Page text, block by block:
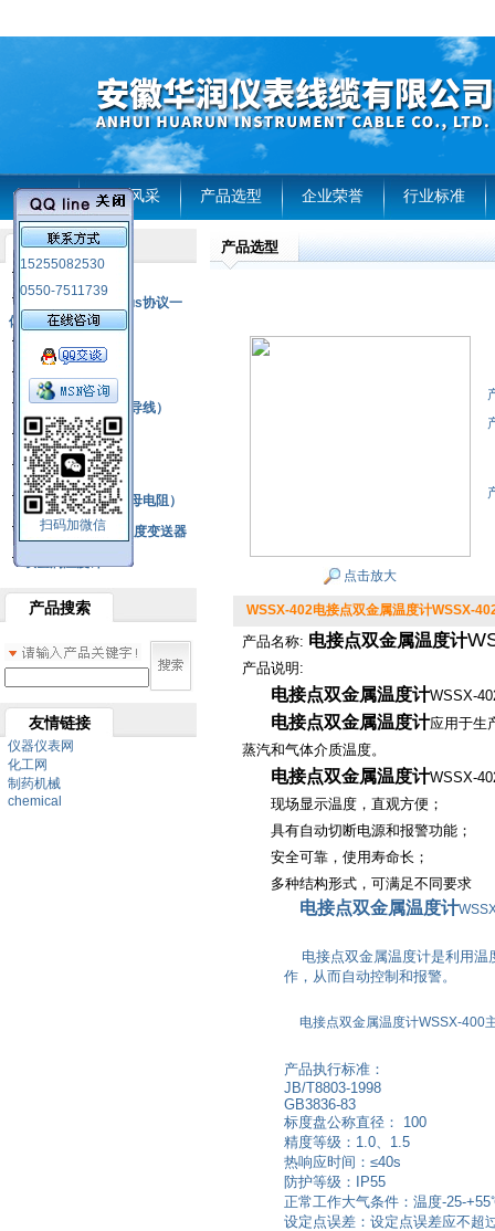
首页 企业风采 产品选型 企业荣誉 行业标准
15255082530
0550-7511739
扫码加微信
产品列表
RS485通讯modbus协议一
体化现场智能仪表
热电偶
压力式温度计
热电偶补偿电缆（导线）
振动传感器
热电阻
铂热电阻元件（云母电阻）
SBW系列一体化温度变送器
双金属温度计
产品搜索
友情链接
仪器仪表网
化工网
制药机械
chemical
产品选型
点击放大
WSSX-402电接点双金属温度计WSSX-
产品名称: 电接点双金属温度计
产品说明:
电接点双金属温度计WSSX-
电接点双金属温度计应用于生
蒸汽和气体介质温度。
电接点双金属温度计WSSX-
现场显示温度，直观方便；
具有自动切断电源和报警功能；
安全可靠，使用寿命长；
多种结构形式，可满足不同要求
电接点双金属温度计
电接点双金属温度计是利用温
作，从而自动控制和报警。
电接点双金属温度计WSSX-400
产品执行标准：
JB/T8803-1998
GB3836-83
标度盘公称直径： 100
精度等级：1.0、1.5
热响应时间：≤40s
防护等级：IP55
正常工作大气条件：温度-25-
设定点误差：设定点误差应不超